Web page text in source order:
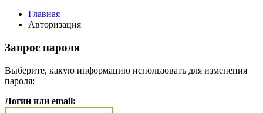
Главная
Авторизация
Запрос пароля
Выберите, какую информацию использовать для изменения
пароля:
Логин или email: